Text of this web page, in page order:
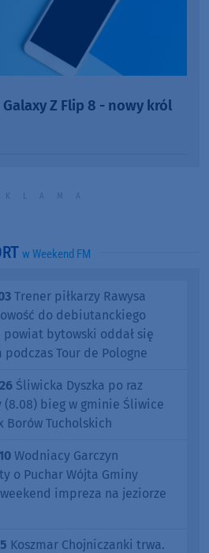
Z Flip 8 - nowy król
w Weekend FM
Trener piłkarzy Rawysa
do debiutanckiego
powiat bytowski oddał się
Tour de Pologne
Śliwicka Dyszka po raz
(8.08) bieg w gminie Śliwice
Borów Tucholskich
Wodniacy Garczyn
o Puchar Wójta Gminy
impreza na jeziorze
Koszmar Chojniczanki trwa.